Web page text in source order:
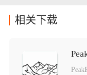
相关下载